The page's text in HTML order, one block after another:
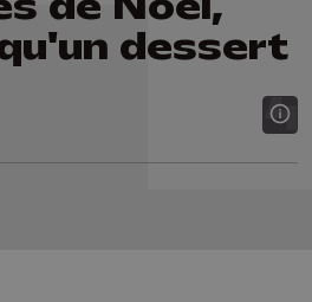
dessert
LinkedIn
sur Whatsapp